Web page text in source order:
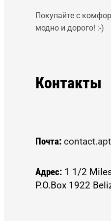
Покупайте с
модно и дорого! :-)
Контакты
Почта:
Адрес: 1 1/2
P.O.Box 1922